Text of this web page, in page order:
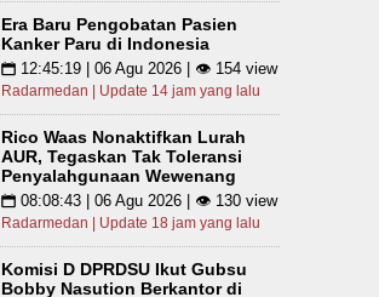
Era Baru Pengobatan Pasien
Kanker Paru di Indonesia
📅 12:45:19 | 06 Agu 2026 | 👁 154 view
Radarmedan | Update 14 jam yang lalu
Rico Waas Nonaktifkan Lurah
AUR, Tegaskan Tak Toleransi
Penyalahgunaan Wewenang
📅 08:08:43 | 06 Agu 2026 | 👁 130 view
Radarmedan | Update 18 jam yang lalu
Komisi D DPRDSU Ikut Gubsu
Bobby Nasution Berkantor di